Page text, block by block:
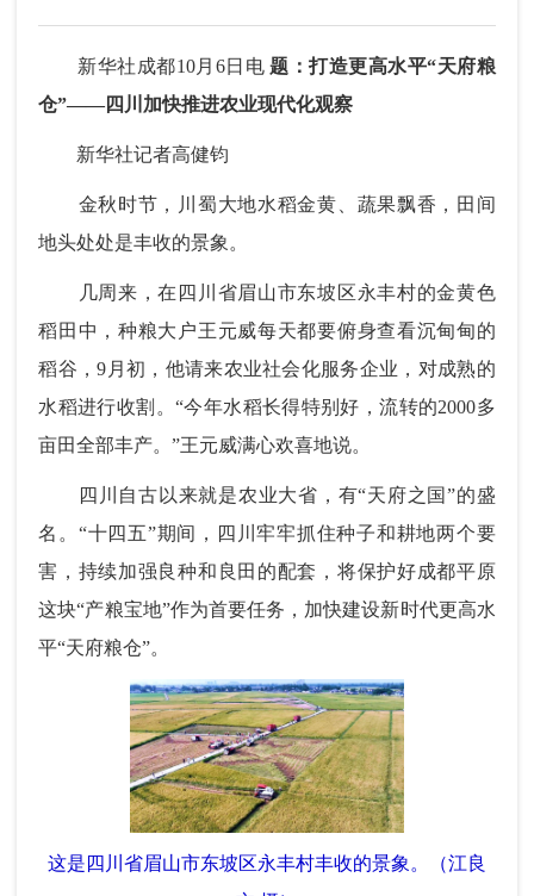
新华社成都10月6日电题：打造更高水平“天府粮
仓”——四川加快推进农业现代化观察
新华社记者高健钧
金秋时节，川蜀大地水稻金黄、蔬果飘香，田间
地头处处是丰收的景象。
几周来，在四川省眉山市东坡区永丰村的金黄色
稻田中，种粮大户王元威每天都要俯身查看沉甸甸的
稻谷，9月初，他请来农业社会化服务企业，对成熟的
水稻进行收割。“今年水稻长得特别好，流转的2000多
亩田全部丰产。”王元威满心欢喜地说。
四川自古以来就是农业大省，有“天府之国”的盛
名。“十四五”期间，四川牢牢抓住种子和耕地两个要
害，持续加强良种和良田的配套，将保护好成都平原
这块“产粮宝地”作为首要任务，加快建设新时代更高水
平“天府粮仓”。
这是四川省眉山市东坡区永丰村丰收的景象。（江良